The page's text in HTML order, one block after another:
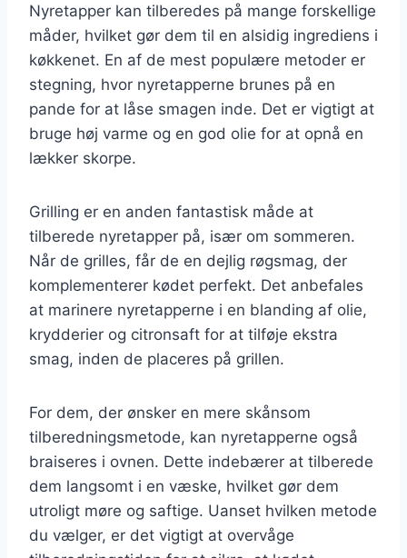
Nyretapper kan tilberedes på mange forskellige
måder, hvilket gør dem til en alsidig ingrediens i
køkkenet. En af de mest populære metoder er
stegning, hvor nyretapperne brunes på en
pande for at låse smagen inde. Det er vigtigt at
bruge høj varme og en god olie for at opnå en
lækker skorpe.
Grilling er en anden fantastisk måde at
tilberede nyretapper på, især om sommeren.
Når de grilles, får de en dejlig røgsmag, der
komplementerer kødet perfekt. Det anbefales
at marinere nyretapperne i en blanding af olie,
krydderier og citronsaft for at tilføje ekstra
smag, inden de placeres på grillen.
For dem, der ønsker en mere skånsom
tilberedningsmetode, kan nyretapperne også
braiseres i ovnen. Dette indebærer at tilberede
dem langsomt i en væske, hvilket gør dem
utroligt møre og saftige. Uanset hvilken metode
du vælger, er det vigtigt at overvåge